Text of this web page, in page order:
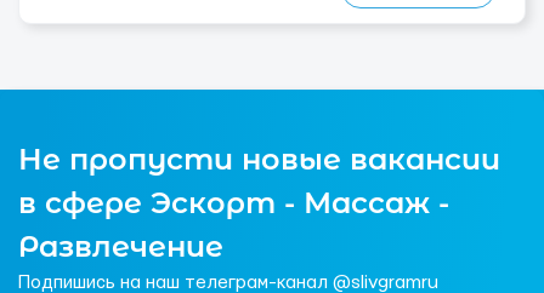
Не пропусти новые вакансии
в сфере Эскорт - Массаж -
Развлечение
Подпишись на наш телеграм-канал @slivgramru